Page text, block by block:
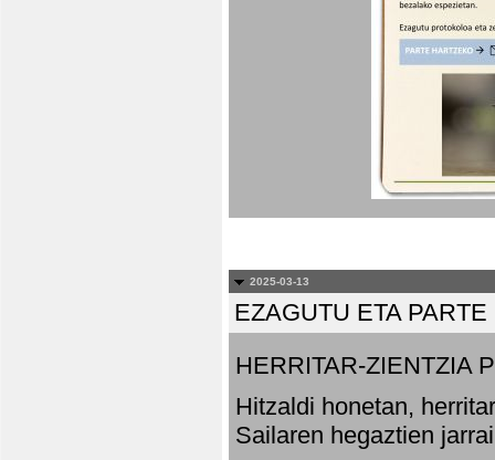
2025-03-13
EZAGUTU ETA
HERRITAR-ZIENTZIA
Hitzaldi honetan,
Sailaren hegaztien